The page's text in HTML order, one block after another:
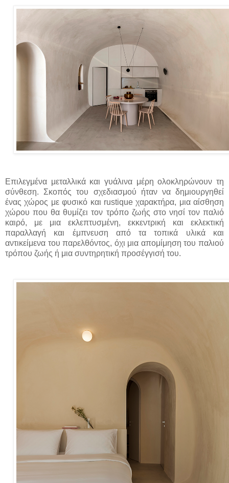
Επιλεγμένα μεταλλικά και γυάλινα μέρη ολοκληρώνουν τη
σύνθεση. Σκοπός του σχεδιασμού ήταν να δημιουργηθεί
ένας χώρος με φυσικό και rustique χαρακτήρα, μια αίσθηση
χώρου που θα θυμίζει τον τρόπο ζωής στο νησί τον παλιό
καιρό, με μια εκλεπτυσμένη, εκκεντρική και εκλεκτική
παραλλαγή και έμπνευση από τα τοπικά υλικά και
αντικείμενα του παρελθόντος, όχι μια απομίμηση του παλιού
τρόπου ζωής ή μια συντηρητική προσέγγισή του.